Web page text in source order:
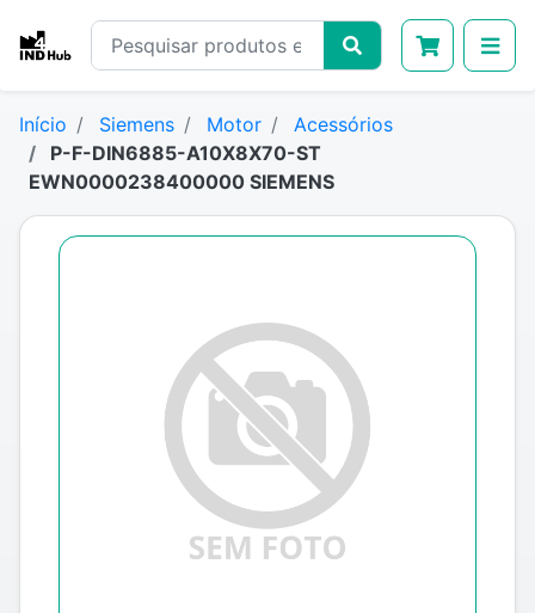
Início Siemens Motor
Acessórios
P-F-DIN6885-A10X8X70-ST
EWN0000238400000 SIEMENS